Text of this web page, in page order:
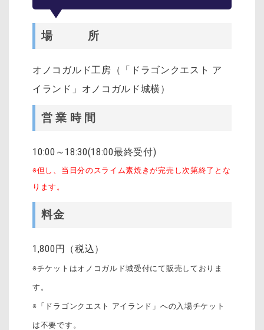
場 所
オノコガルド工房（「ドラゴンクエスト ア
イランド」オノコガルド城横）
営 業 時 間
10:00～18:30(18:00最終受付)
※但し、当日分のスライム素焼きが完売し次第終了とな
ります。
料金
1,800円（税込）
※チケットはオノコガルド城受付にて販売しておりま
す。
※「ドラゴンクエスト アイランド」への入場チケット
は不要です。